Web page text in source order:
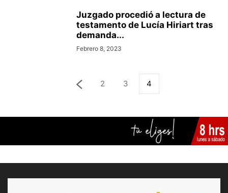
Juzgado procedió a lectura de
testamento de Lucía Hiriart tras
demanda...
Febrero 8, 2023
2 3 4